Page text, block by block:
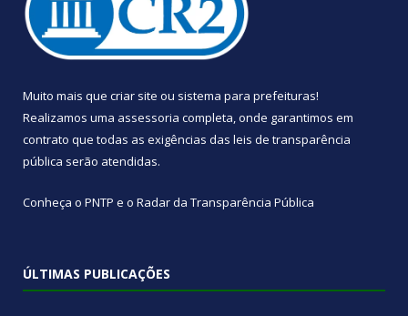
Muito mais que criar site ou sistema para prefeituras!
Realizamos uma assessoria completa, onde garantimos em
contrato que todas as exigências das leis de transparência
pública serão atendidas.
Conheça o PNTP e o Radar da Transparência Pública
ÚLTIMAS PUBLICAÇÕES